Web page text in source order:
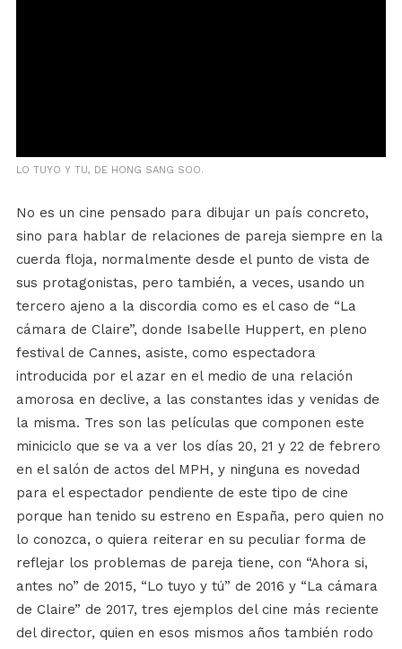
LO TUYO Y TU, DE HONG SANG SOO.
No es un cine pensado para dibujar un país concreto,
sino para hablar de relaciones de pareja siempre en la
cuerda floja, normalmente desde el punto de vista de
sus protagonistas, pero también, a veces, usando un
tercero ajeno a la discordia como es el caso de “La
cámara de Claire”, donde Isabelle Huppert, en pleno
festival de Cannes, asiste, como espectadora
introducida por el azar en el medio de una relación
amorosa en declive, a las constantes idas y venidas de
la misma. Tres son las películas que componen este
miniciclo que se va a ver los días 20, 21 y 22 de febrero
en el salón de actos del MPH, y ninguna es novedad
para el espectador pendiente de este tipo de cine
porque han tenido su estreno en España, pero quien no
lo conozca, o quiera reiterar en su peculiar forma de
reflejar los problemas de pareja tiene, con “Ahora si,
antes no” de 2015, “Lo tuyo y tú” de 2016 y “La cámara
de Claire” de 2017, tres ejemplos del cine más reciente
del director, quien en esos mismos años también rodo